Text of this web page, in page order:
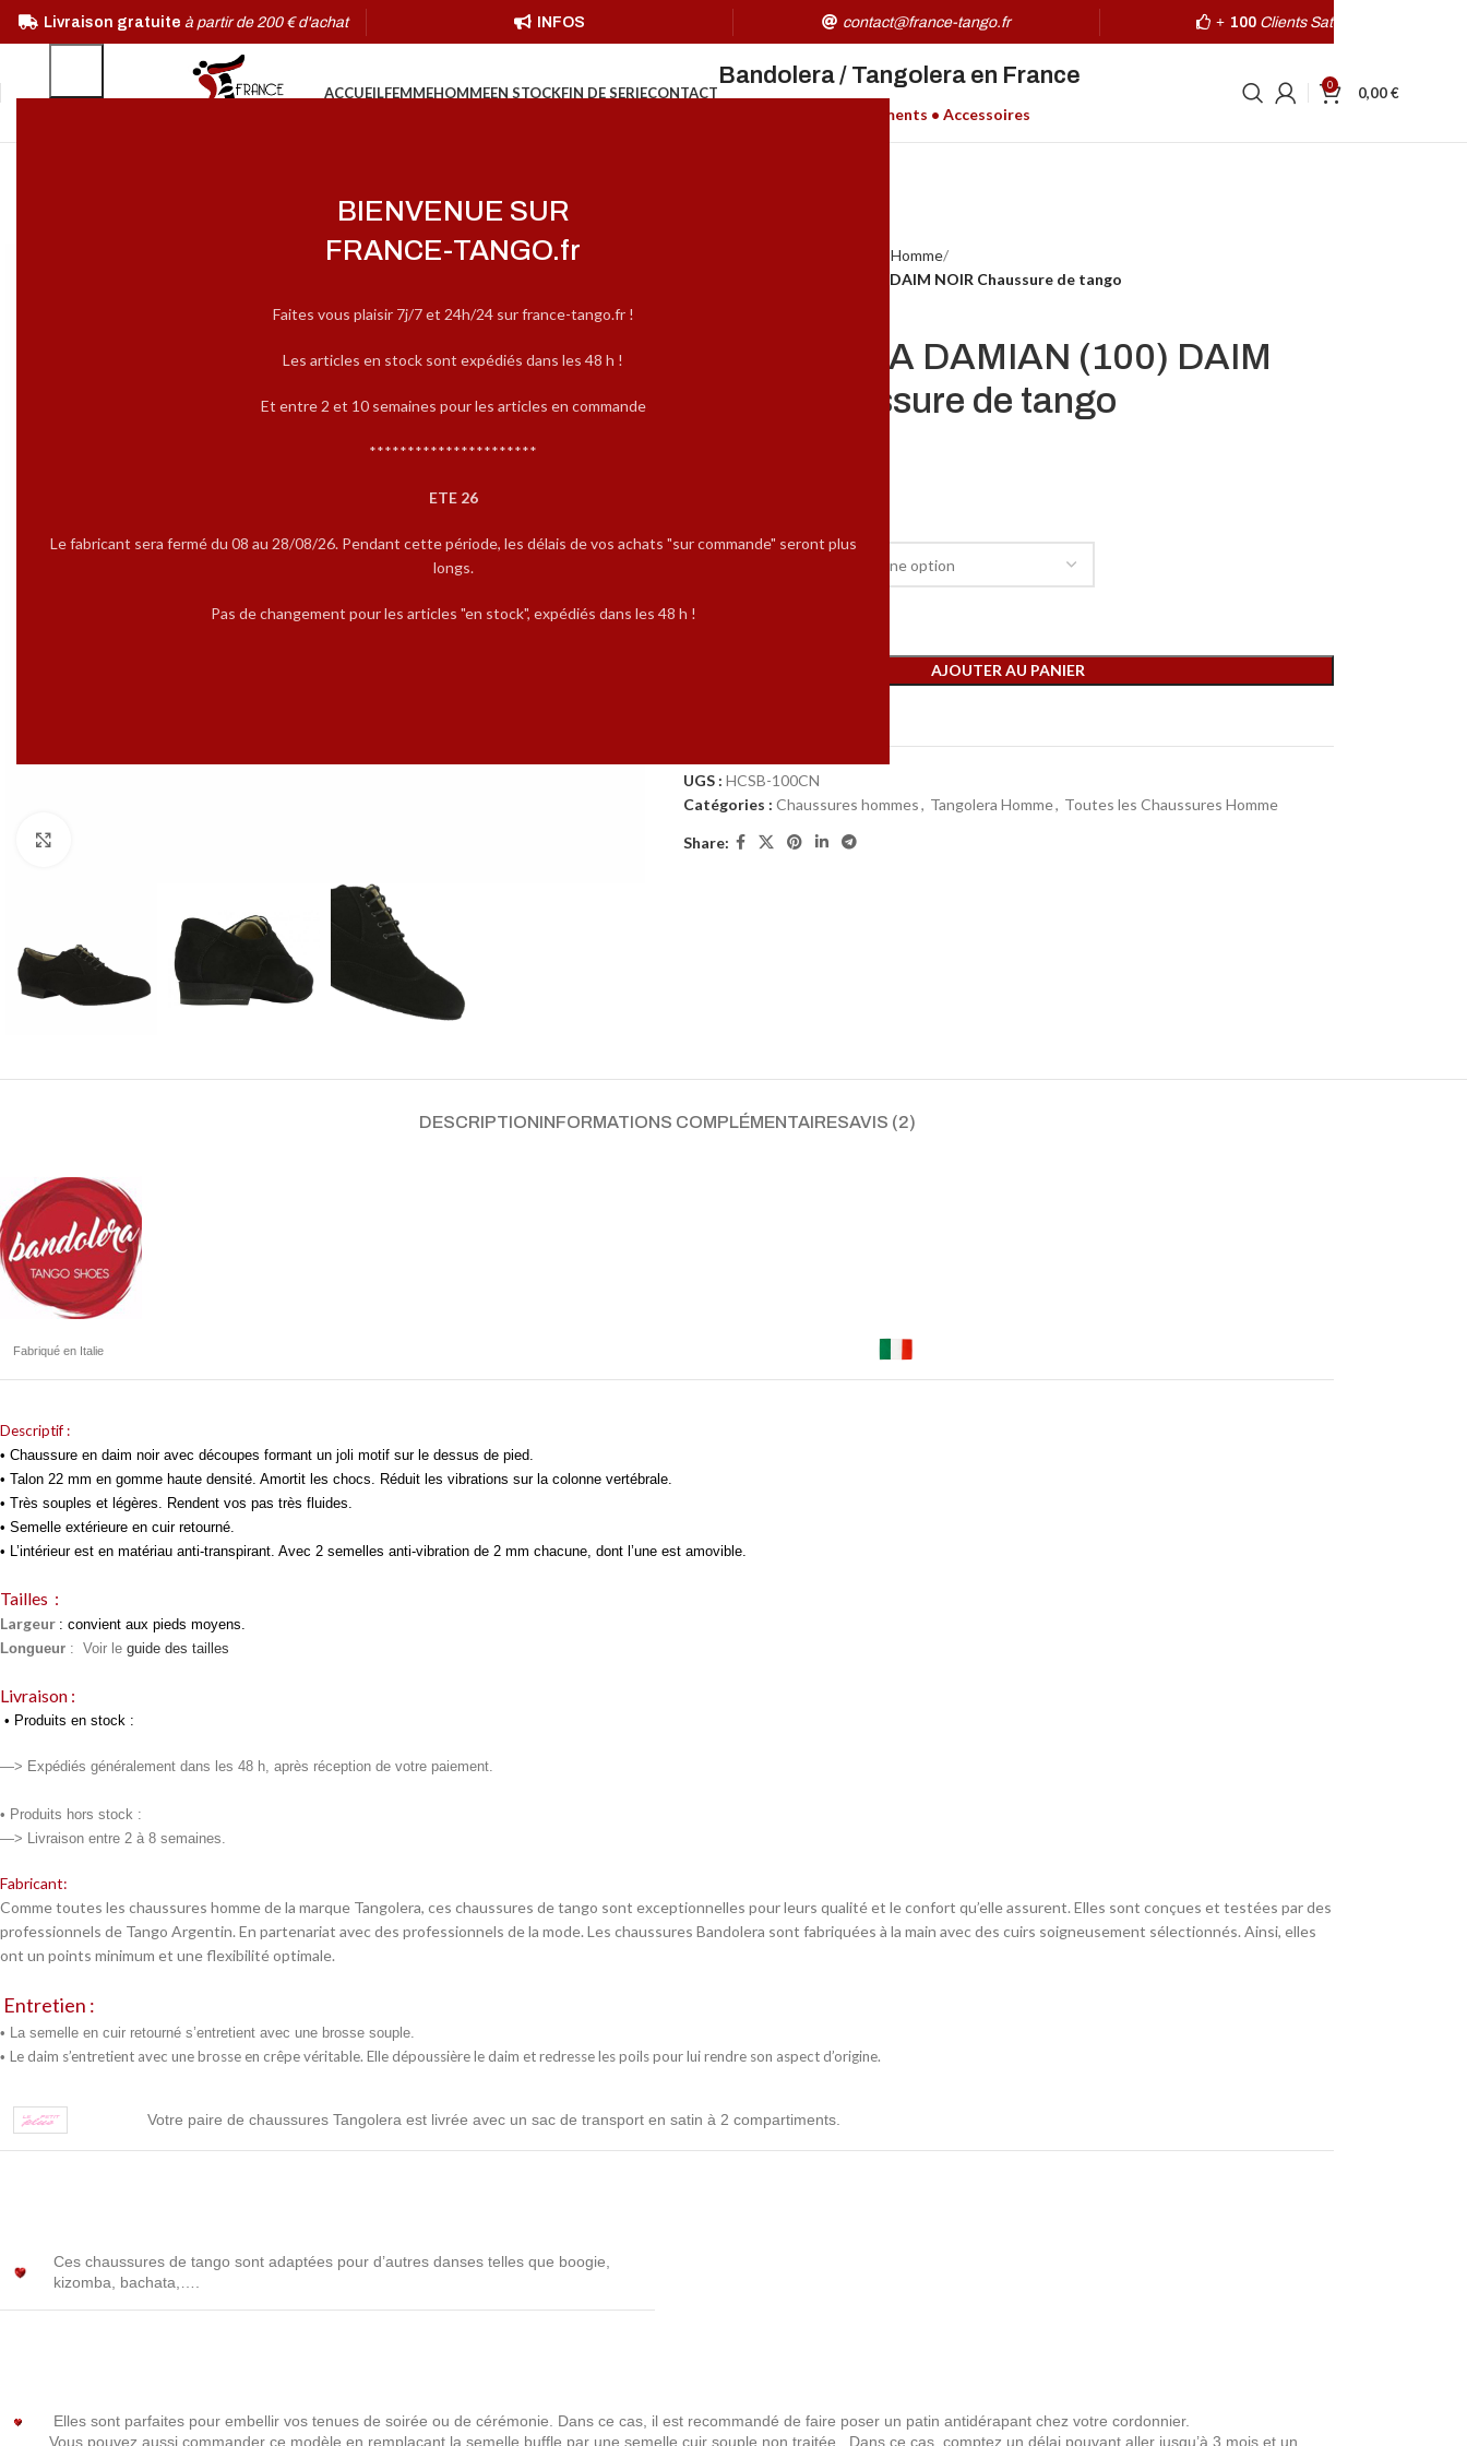
BIENVENUE SUR
FRANCE-TANGO.fr
Faites vous plaisir 7j/7 et 24h/24 sur france-tango.fr !
Les articles en stock sont expédiés dans les 48 h !
Et entre 2 et 10 semaines pour les articles en commande
**********************
ETE 26
Le fabricant sera fermé du 08 au 28/08/26. Pendant cette période, les délais de vos achats "sur commande" seront plus
longs.
Pas de changement pour les articles "en stock", expédiés dans les 48 h !
ACCUEILFEMMEHOMMEEN STOCKFIN DE SERIECONTACT
Bandolera / Tangolera en France
Chaussures H/F • Vêtements • Accessoires
0 0,00€
Tangolera Homme
TANGOLERA DAMIAN (100) DAIM NOIR Chaussure de tango
TANGOLERA DAMIAN (100) DAIM
NOIR Chaussure de tango
AJOUTER AU PANIER
UGS : HCSB-100CN
Catégories : Chaussures hommes, Tangolera Homme, Toutes les Chaussures Homme
Share:
DESCRIPTIONINFORMATIONS COMPLÉMENTAIRESAVIS (2)
Fabriqué en Italie
Descriptif :
• Chaussure en daim noir avec découpes formant un joli motif sur le dessus de pied.
• Talon 22 mm en gomme haute densité. Amortit les chocs. Réduit les vibrations sur la colonne vertébrale.
• Très souples et légères. Rendent vos pas très fluides.
• Semelle extérieure en cuir retourné.
• L’intérieur est en matériau anti-transpirant. Avec 2 semelles anti-vibration de 2 mm chacune, dont l’une est amovible.
Tailles :
Largeur : convient aux pieds moyens.
Longueur : Voir le guide des tailles
Livraison :
• Produits en stock :
—> Expédiés généralement dans les 48 h, après réception de votre paiement.
• Produits hors stock :
—> Livraison entre 2 à 8 semaines.
Fabricant:
Comme toutes les chaussures homme de la marque Tangolera, ces chaussures de tango sont exceptionnelles pour leurs qualité et le confort qu’elle assurent. Elles sont conçues et testées par des
professionnels de Tango Argentin. En partenariat avec des professionnels de la mode. Les chaussures Bandolera sont fabriquées à la main avec des cuirs soigneusement sélectionnés. Ainsi, elles
ont un points minimum et une flexibilité optimale.
Entretien :
• La semelle en cuir retourné s’entretient avec une brosse souple.
• Le daim s’entretient avec une brosse en crêpe véritable. Elle dépoussière le daim et redresse les poils pour lui rendre son aspect d’origine.
Votre paire de chaussures Tangolera est livrée avec un sac de transport en satin à 2 compartiments.
Ces chaussures de tango sont adaptées pour d’autres danses telles que boogie,
kizomba, bachata,….
Elles sont parfaites pour embellir vos tenues de soirée ou de cérémonie. Dans ce cas, il est recommandé de faire poser un patin antidérapant chez votre cordonnier.
Vous pouvez aussi commander ce modèle en remplaçant la semelle buffle par une semelle cuir souple non traitée. Dans ce cas, comptez un délai pouvant aller jusqu’à 3 mois et un
Livraison gratuite à partir de 200 € d'achat INFOS contact@france-tango.fr + 100 Clients Satisfaits